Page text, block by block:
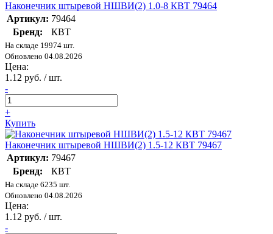
Наконечник штыревой НШВИ(2) 1.0-8 КВТ 79464
Артикул: 79464
Бренд:
КВТ
На складе 19974 шт.
Обновлено 04.08.2026
Цена:
1.12 руб. / шт.
-
+
Купить
Наконечник штыревой НШВИ(2) 1.5-12 КВТ 79467
Артикул: 79467
Бренд:
КВТ
На складе 6235 шт.
Обновлено 04.08.2026
Цена:
1.12 руб. / шт.
-